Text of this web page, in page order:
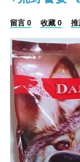
留言 0 收藏 0 推